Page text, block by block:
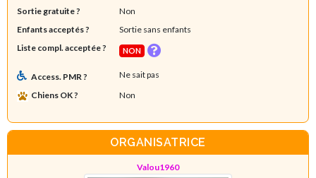
Sortie gratuite ?
Non
Enfants acceptés ?
Sortie sans enfants
Liste compl. acceptée ?
NON
Access. PMR ?
Ne sait pas
Chiens OK ?
Non
ORGANISATRICE
Valou1960